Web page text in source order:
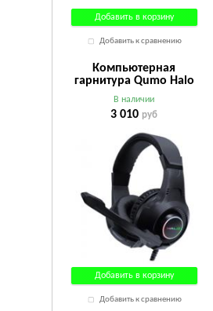
Добавить в корзину
Добавить к сравнению
Компьютерная
гарнитура Qumo Halo
GHS 0018
В наличии
3 010 руб
Добавить в корзину
Добавить к сравнению